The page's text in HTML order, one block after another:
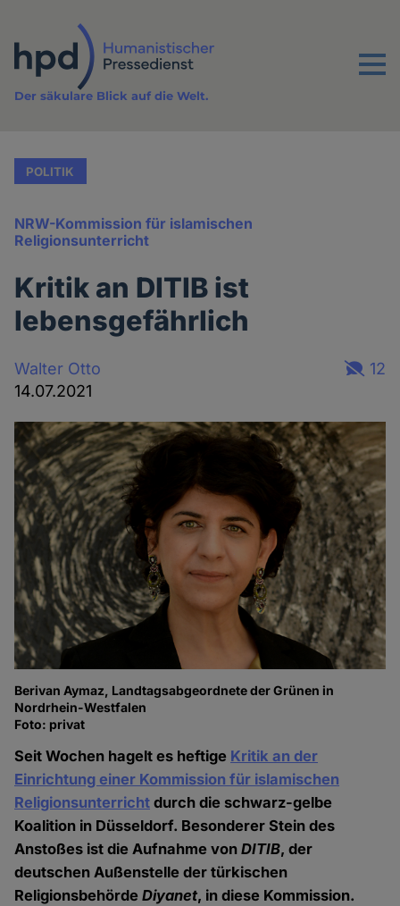
Inhalt
Menu
Der säkulare Blick auf die Welt.
POLITIK
NRW-Kommission für islamischen
Religionsunterricht
Kritik an DITIB ist
lebensgefährlich
Walter Otto
14.07.2021
12
Berivan Aymaz, Landtagsabgeordnete der Grünen in
Nordrhein-Westfalen
Foto: privat
Seit Wochen hagelt es heftige Kritik an der
Einrichtung einer Kommission für islamischen
Religionsunterricht durch die schwarz-gelbe
Koalition in Düsseldorf. Besonderer Stein des
Anstoßes ist die Aufnahme vonDITIB, der
deutschen Außenstelle der türkischen
ReligionsbehördeDiyanet, in diese Kommission.